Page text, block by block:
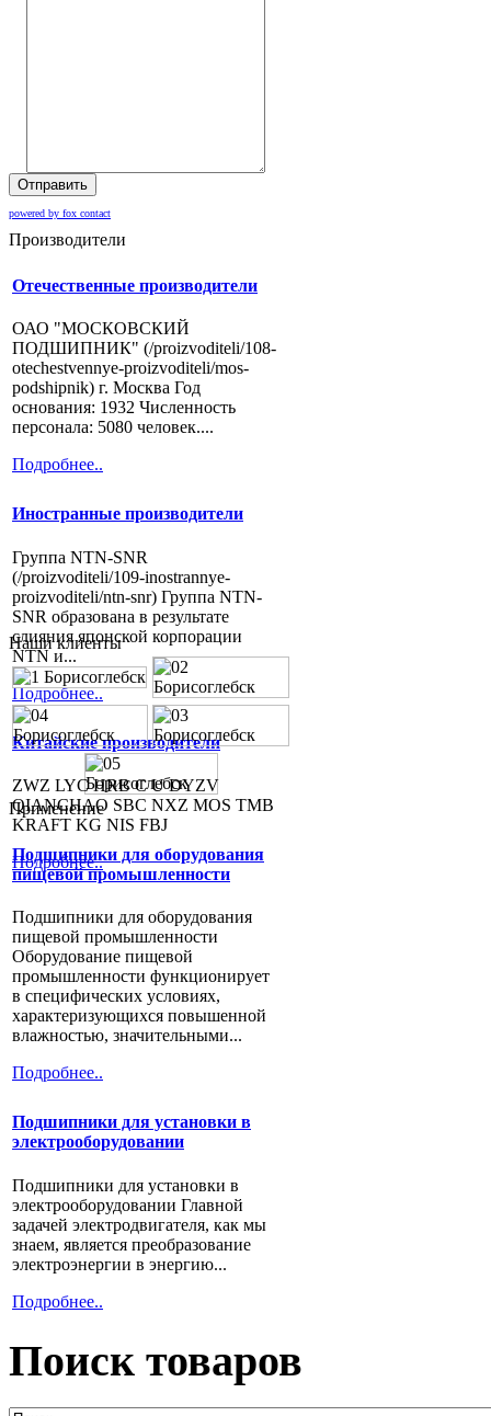
Отправить
powered by fox contact
Производители
Отечественные производители
ОАО "МОСКОВСКИЙ
ПОДШИПНИК" (/proizvoditeli/108-
otechestvennye-proizvoditeli/mos-
podshipnik) г. Москва Год
основания: 1932 Численность
персонала: 5080 человек....
Подробнее..
Иностранные производители
Группа NTN-SNR
(/proizvoditeli/109-inostrannye-
proizvoditeli/ntn-snr) Группа NTN-
SNR образована в результате
слияния японской корпорации
NTN и...
Подробнее..
Китайские производители
ZWZ LYC HRB C U DYZV
QIANCHAO SBC NXZ MOS TMB
KRAFT KG NIS FBJ
Подробнее..
Наши клиенты
Применение
Подшипники для оборудования
пищевой промышленности
Подшипники для оборудования
пищевой промышленности
Оборудование пищевой
промышленности функционирует
в специфических условиях,
характеризующихся повышенной
влажностью, значительными...
Подробнее..
Подшипники для установки в
электрооборудовании
Подшипники для установки в
электрооборудовании Главной
задачей электродвигателя, как мы
знаем, является преобразование
электроэнергии в энергию...
Подробнее..
Поиск товаров